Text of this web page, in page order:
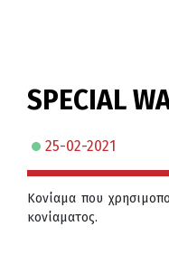
SPECIAL
25-02-2021
Κονίαμα που
κονίαματος.